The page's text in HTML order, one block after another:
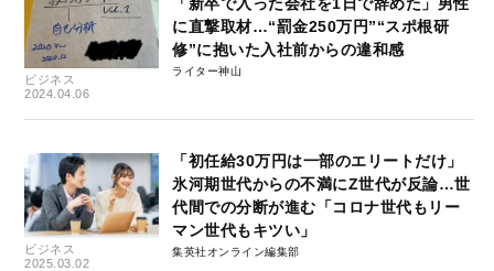
ビジネス
2024.04.06
「新卒で入った会社を1日で辞めた」男性
に直撃取材…“罰金250万円”“スポ根研
修”に抱いた入社前からの違和感
ライター神山
ビジネス
2025.03.02
「初任給30万円は一部のエリートだけ」
氷河期世代からの不満にZ世代が反論…世
代間での分断が進む「コロナ世代もリー
マン世代もキツい」
集英社オンライン編集部